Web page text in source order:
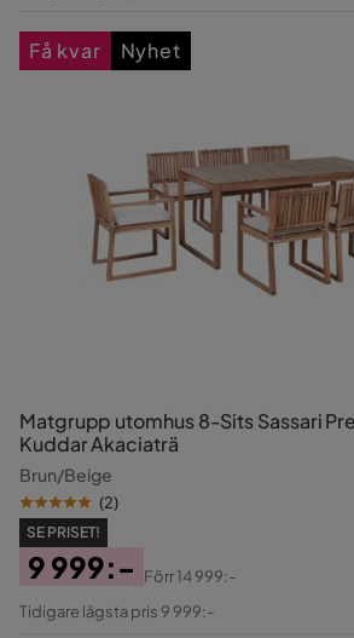
Matgrupp utomhus 8-Sits Sassari
Kuddar Akaciaträ
Brun/Beige
(2)
SE PRISET!
Pris
9 999:-
Original
Förr14 999:-
Tidigare lägsta pris 9 999:-
Få kvar Nyhet